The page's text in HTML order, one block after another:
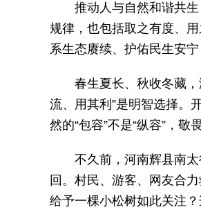
推动人与自然和谐共生
规律，也包括取之有度、
系生态赓续、护佑民生安宁
春生夏长、秋收冬藏
流、用其利”是明智选择。
然的“包容”不是“纵容”，
不久前，河南辉县南
回。村民、游客、网友合
给予一棵小松树如此关注